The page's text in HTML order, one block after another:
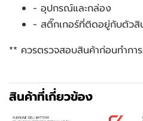
- อุปกรณ์และกล่อง
- สติ๊กเกอร์ที่ติดอยู่กับตัวสิ
** ควรตรวจสอบสินค้าก่อนทำก
สินค้าที่เกี่ยวข้อง